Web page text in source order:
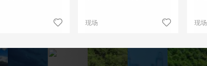
现场 现场